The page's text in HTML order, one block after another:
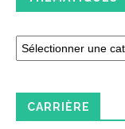
CARRIÈRE